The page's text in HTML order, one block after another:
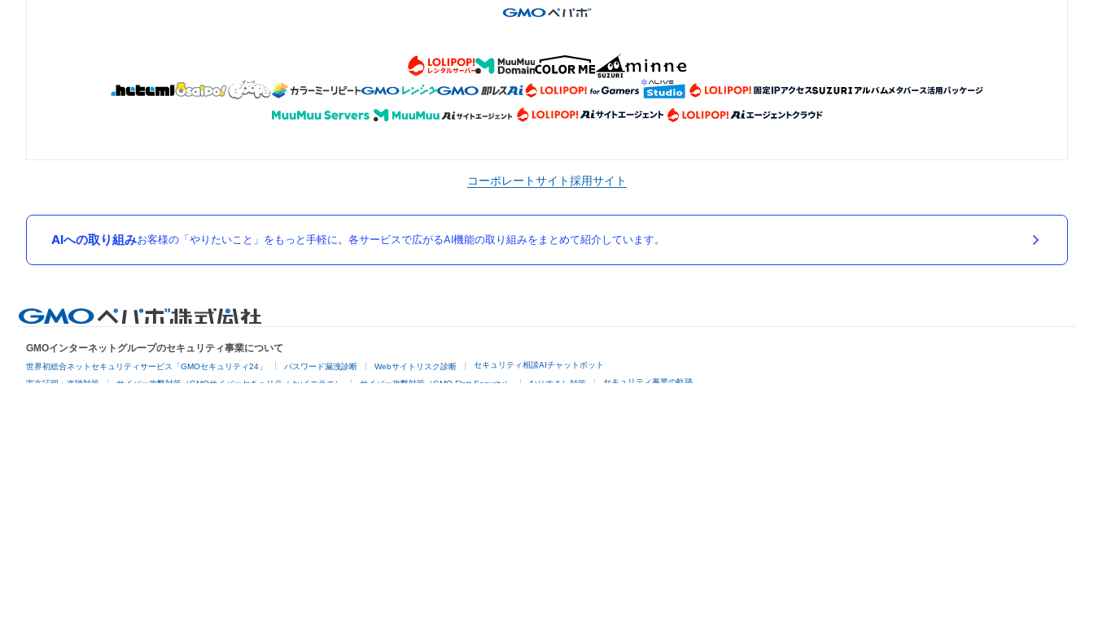
コーポレートサイト採用サイト
AIへの取り組みお客様の「やりたいこと」をもっと手軽に。各サービスで広がるAI機能の取り組みをまとめて紹介しています。
GMOインターネットグループのセキュリティ事業について
世界初総合ネットセキュリティサービス「GMOセキュリティ24」 パスワード漏洩診断 Webサイトリスク診断 セキュリティ相談AIチャットボット
実在証明・盗聴対策 サイバー攻撃対策（GMOサイバーセキュリティ byイエラエ） サイバー攻撃対策（GMO Flatt Security） なりすまし対策 セキュリティ事業の軌跡